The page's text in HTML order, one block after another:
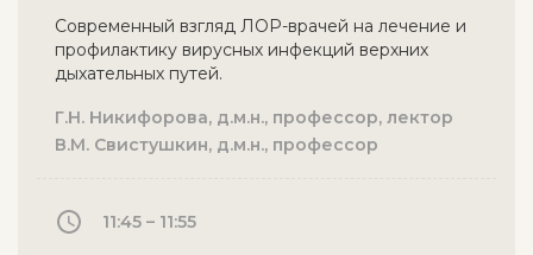
Современный взгляд ЛОР-врачей на лечение и
профилактику вирусных инфекций верхних
дыхательных путей.
Г.Н. Никифорова, д.м.н., профессор, лектор
В.М. Свистушкин, д.м.н., профессор
11:45 – 11:55